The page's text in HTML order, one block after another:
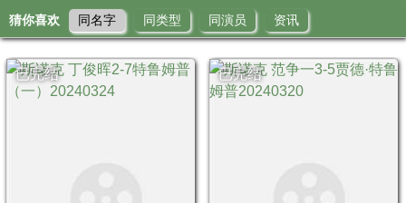
猜你喜欢 同名字 同类型 同演员 资讯
已完结 已完结